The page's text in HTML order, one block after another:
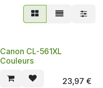
Canon CL-561XL
Couleurs
23,97 €